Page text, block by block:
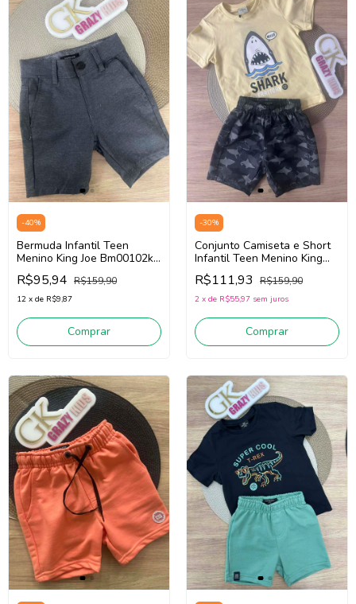
-40%
Bermuda Infantil Teen
Menino King Joe Bm00102k
(Chumbo)
R$95,94 R$159,90
12 x de R$9,87
Comprar
-30%
Conjunto Camiseta e Short
Infantil Teen Menino King
Joe Cj09022k
(Amarelo/Preto)
R$111,93 R$159,90
2 x de R$55,97 sem juros
Comprar